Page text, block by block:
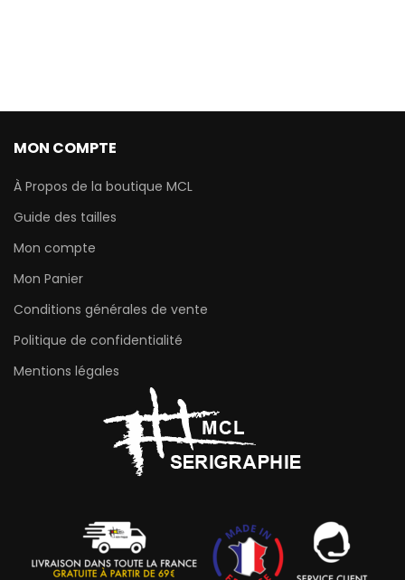
MON COMPTE
À Propos de la boutique MCL
Guide des tailles
Mon compte
Mon Panier
Conditions générales de vente
Politique de confidentialité
Mentions légales